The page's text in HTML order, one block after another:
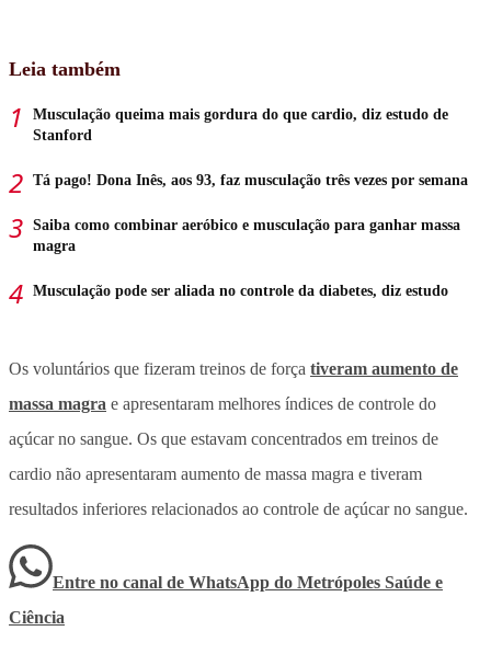
Leia também
Musculação queima mais gordura do que cardio, diz estudo de
Stanford
Tá pago! Dona Inês, aos 93, faz musculação três vezes por semana
Saiba como combinar aeróbico e musculação para ganhar massa
magra
Musculação pode ser aliada no controle da diabetes, diz estudo
Os voluntários que fizeram treinos de força tiveram aumento de
massa magra e apresentaram melhores índices de controle do
açúcar no sangue. Os que estavam concentrados em treinos de
cardio não apresentaram aumento de massa magra e tiveram
resultados inferiores relacionados ao controle de açúcar no sangue.
Entre no canal de WhatsApp do Metrópoles Saúde e
Ciência